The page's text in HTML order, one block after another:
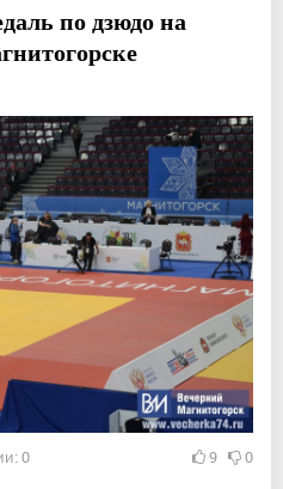
по дзюдо на
0 9 0